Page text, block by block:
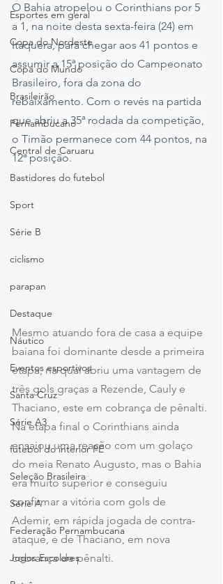
Esportes em geral
Copa do Nordeste
Copa do Mundo
Brasileirão
Pernambucano
Central de Caruaru
Bastidores do futebol
Sport
Série B
ciclismo
parapan
Destaque
Náutico
Eventos esportivos
Santa Cruz
Série A3
futebol do interior PE
Seleção Brasileira
Série A
Federação Pernambucana
Jogos Escolares
O Bahia atropelou o Corinthians por 5
a 1, na noite desta sexta-feira (24) em
Itaquera, para chegar aos 41 pontos e
assumir a 15ª posição do Campeonato
Brasileiro, fora da zona do
rebaixamento. Com o revés na partida
que abriu a 35ª rodada da competição,
o Timão permanece com 44 pontos, na
12ª posição.
Mesmo atuando fora de casa a equipe
baiana foi dominante desde a primeira
etapa, na qual abriu uma vantagem de
três gols graças a Rezende, Cauly e
Thaciano, este em cobrança de pênalti.
Na etapa final o Corinthians ainda
ensaiou uma reação com um golaço
do meia Renato Augusto, mas o Bahia
era muito superior e conseguiu
confirmar a vitória com gols de
Ademir, em rápida jogada de contra-
ataque, e de Thaciano, em nova
cobrança de pênalti.